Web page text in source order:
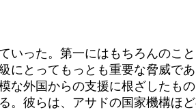
った。第一にはもちろんのこ
とってもっとも重要な脅威で
外国からの支援に根ざしたもの
彼らは、アサドの国家機構ほ